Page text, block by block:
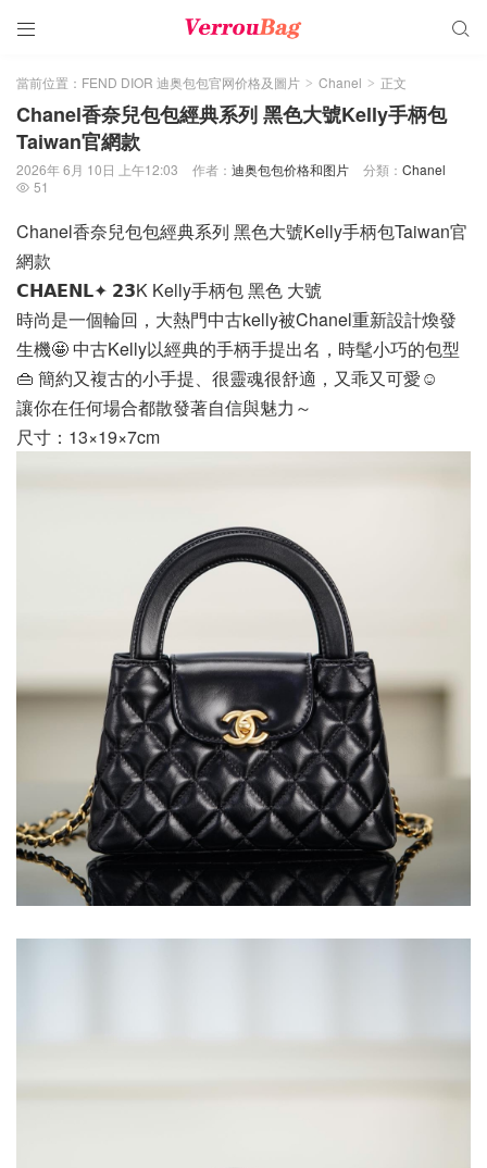
 
當前位置： FEND DIOR 迪奥包包官网价格及圖片 > Chanel > 正文
Chanel香奈兒包包經典系列 黑色大號Kelly手柄包
Taiwan官網款
2026年 6月 10日 上午12:03 作者： 迪奥包包价格和图片 分類： Chanel
 51
Chanel香奈兒包包經典系列 黑色大號Kelly手柄包Taiwan官
網款
𝗖𝗛𝗔𝗘𝗡𝗟✦ 𝟮𝟯K Kelly手柄包 黑色 大號
時尚是一個輪回，大熱門中古kelly被Chanel重新設計煥發
生機🤩 中古Kelly以經典的手柄手提出名，時髦小巧的包型
👜 簡約又複古的小手提、很靈魂很舒適，又乖又可愛☺️
讓你在任何場合都散發著自信與魅力～
尺寸：13×19×7cm